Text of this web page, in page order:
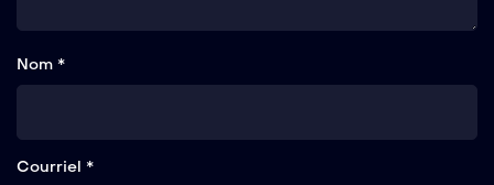
Nom *
Courriel *